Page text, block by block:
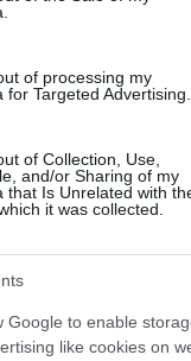
of processing my
for Targeted Advertising.
of Collection, Use,
and/or Sharing of my
that Is Unrelated with
it was collected.
Google to enable
like cookies on
ami megesik
nagyobb
gondolnánk.